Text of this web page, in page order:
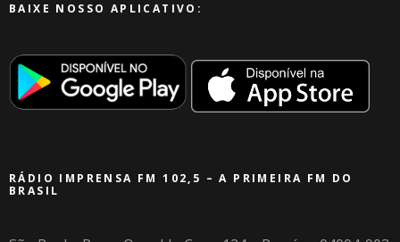
BAIXE NOSSO APLICATIVO:
RÁDIO IMPRENSA FM 102,5 – A PRIMEIRA FM DO
BRASIL